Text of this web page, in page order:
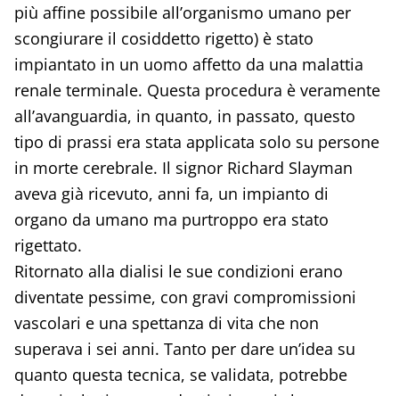
più affine possibile all’organismo umano per
scongiurare il cosiddetto rigetto) è stato
impiantato in un uomo affetto da una malattia
renale terminale. Questa procedura è veramente
all’avanguardia, in quanto, in passato, questo
tipo di prassi era stata applicata solo su persone
in morte cerebrale. Il signor Richard Slayman
aveva già ricevuto, anni fa, un impianto di
organo da umano ma purtroppo era stato
rigettato.
Ritornato alla dialisi le sue condizioni erano
diventate pessime, con gravi compromissioni
vascolari e una spettanza di vita che non
superava i sei anni. Tanto per dare un’idea su
quanto questa tecnica, se validata, potrebbe